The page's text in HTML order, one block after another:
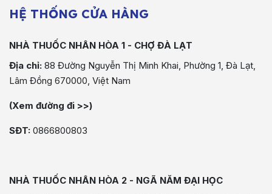
HỆ THỐNG CỬA HÀNG
NHÀ THUỐC NHÂN HÒA 1 - CHỢ ĐÀ LẠT
Địa chỉ: 88 Đường Nguyễn Thị Minh Khai, Phường 1, Đà Lạt,
Lâm Đồng 670000, Việt Nam
(Xem đường đi >>)
SĐT: 0866800803
NHÀ THUỐC NHÂN HÒA 2 - NGÃ NĂM ĐẠI HỌC